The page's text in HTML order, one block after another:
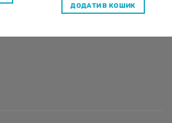
ДОДАТИ В КОШИК